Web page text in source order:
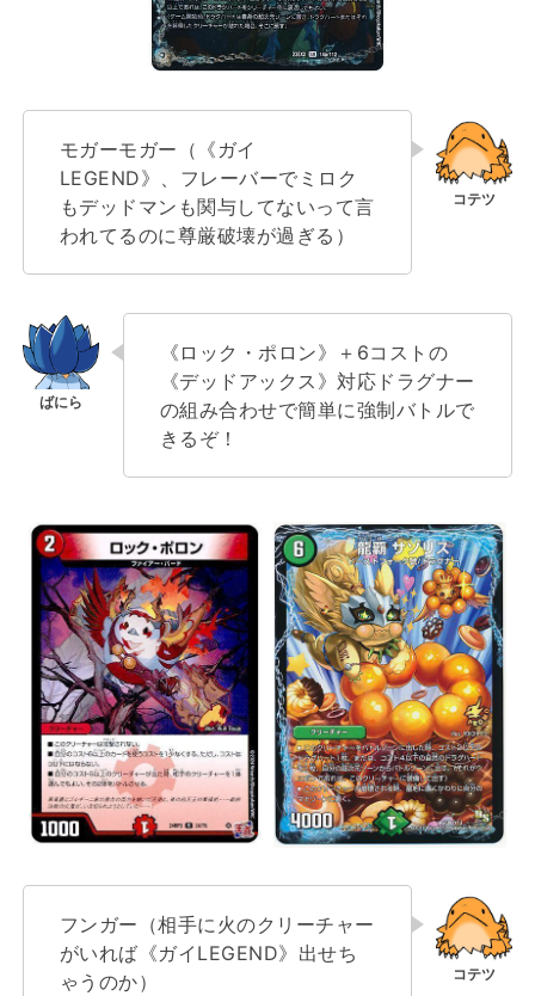
モガーモガー（《ガイ
LEGEND》、フレーバーでミロク
もデッドマンも関与してないって言
われてるのに尊厳破壊が過ぎる）
《ロック・ポロン》＋6コストの
《デッドアックス》対応ドラグナー
の組み合わせで簡単に強制バトルで
きるぞ！
フンガー（相手に火のクリーチャー
がいれば《ガイLEGEND》出せち
ゃうのか）